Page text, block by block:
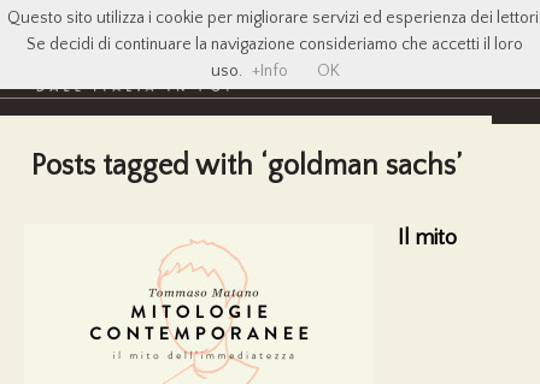
Posts tagged with ‘goldman sachs’
Il mito
Questo sito utilizza i cookie per migliorare servizi ed esperienza dei
Se decidi di continuare la navigazione consideriamo che accetti il loro
uso. +Info OK